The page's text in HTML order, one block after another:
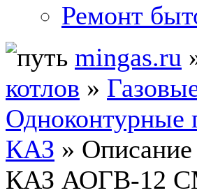
Ремонт
mingas.ru
котлов »
Одноконтурные
КАЗ » Описание
КАЗ АОГВ-12